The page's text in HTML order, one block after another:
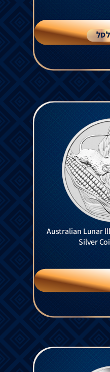
Australian Lunar
Silver